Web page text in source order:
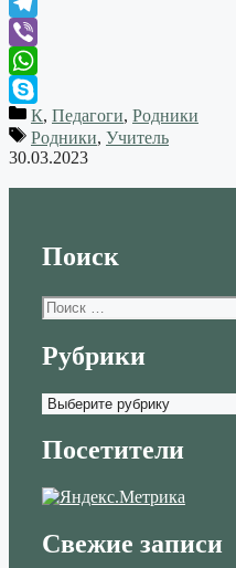
Telegram
Viber
WhatsApp
Skype
К, Педагоги, Родники
Родники, Учитель
30.03.2023
Поиск
Поиск:
Рубрики
Рубрики
Посетители
Свежие записи